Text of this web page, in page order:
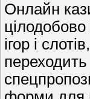
Онлайн
ігор і